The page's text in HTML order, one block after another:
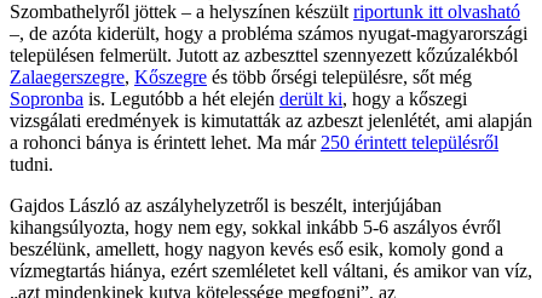
Szombathelyről jöttek – a helyszínen készült riportunk itt olvasható
–, de azóta kiderült, hogy a probléma számos nyugat-magyarországi
településen felmerült. Jutott az azbeszttel szennyezett kőzúzalékból
Zalaegerszegre, Kőszegre és több őrségi településre, sőt még
Sopronba is. Legutóbb a hét elején derült ki, hogy a kőszegi
vizsgálati eredmények is kimutatták az azbeszt jelenlétét, ami alapján
a rohonci bánya is érintett lehet. Ma már 250 érintett településről
tudni.
Gajdos László az aszályhelyzetről is beszélt, interjújában
kihangsúlyozta, hogy nem egy, sokkal inkább 5-6 aszályos évről
beszélünk, amellett, hogy nagyon kevés eső esik, komoly gond a
vízmegtartás hiánya, ezért szemléletet kell váltani, és amikor van víz,
„azt mindenkinek kutya kötelessége megfogni”, az